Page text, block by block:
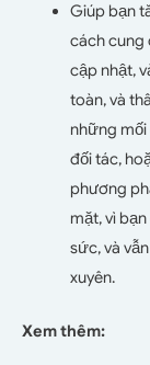
Giúp bạn
cách cung
cập nhật,
toàn, và
những mối
đối tác,
phương
mặt, vì
sức, và
xuyên.
Xem thêm: